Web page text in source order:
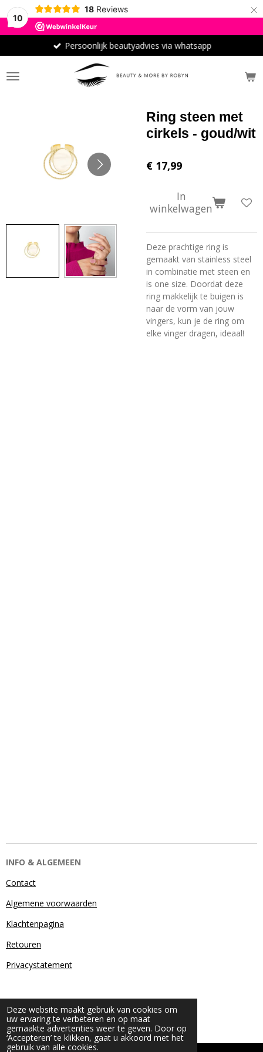
Deze website maakt gebruik van cookies om
uw ervaring te verbeteren en op maat
gemaakte advertenties weer te geven. Door op
‘Accepteren’ te klikken, gaat u akkoord met het
gebruik van alle cookies.
10
18 Reviews ×
Persoonlijk beautyadvies via whatsapp
Ring steen met
cirkels - goud/wit
€ 17,99
In
winkelwagen
Deze prachtige ring is
gemaakt van stainless steel
in combinatie met steen en
is one size. Doordat deze
ring makkelijk te buigen is
naar de vorm van jouw
vingers, kun je de ring om
elke vinger dragen, ideaal!
INFO & ALGEMEEN
Contact
Algemene voorwaarden
Klachtenpagina
Retouren
Privacystatement
© 2024 - 2026 Beauty & More by Robyn